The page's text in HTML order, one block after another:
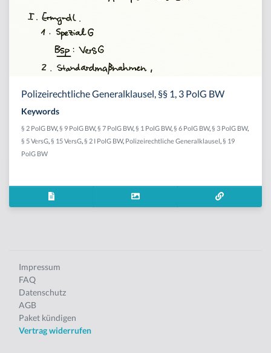
Polizeirechtliche Generalklausel, §§ 1, 3 PolG BW
Keywords
§ 2 PolG BW, § 9 PolG BW, § 7 PolG BW, § 1 PolG BW, § 6 PolG BW, § 3 PolG BW,
§ 5 VersG § 15 VersG § 2 I PolG BW, Polizeirechtliche Generalklausel § 19
PolG BW
Impressum
FAQ
Datenschutz
AGB
Paket kündigen
Vertrag widerrufen